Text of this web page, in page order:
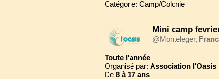
Catégorie: Camp/Colonie
Mini camp
@Monteleger,
Toute l'année
Organisé par: Association l'Oasis
De 8 à 17 ans